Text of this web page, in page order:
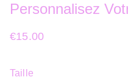
Personnalisez
€15.00
Taille